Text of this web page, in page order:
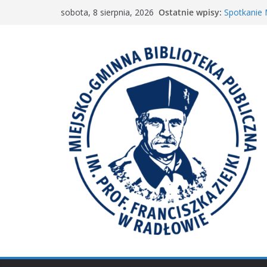
sobota, 8 sierpnia, 2026 Ostatnie wpisy: Spotkanie